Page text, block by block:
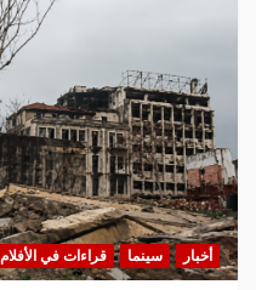
أخبار سينما قراءات في الأفلام